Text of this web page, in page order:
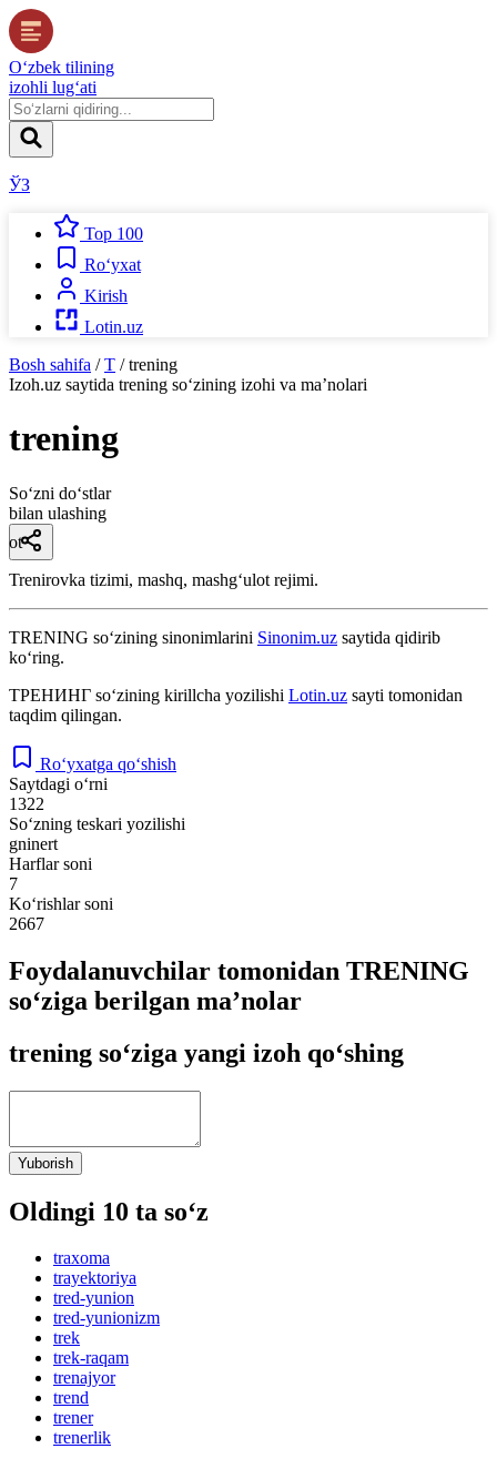
O‘zbek tilining
izohli lug‘ati
ЎЗ
Top 100
Ro‘yxat
Kirish
Lotin.uz
Bosh sahifa / T / trening
Izoh.uz saytida trening so‘zining izohi va ma’nolari
trening
So‘zni do‘stlar
bilan ulashing
ot
Trenirovka tizimi, mashq, mashgʻulot rejimi.
TRENING so‘zining sinonimlarini Sinonim.uz saytida qidirib
ko‘ring.
ТРЕНИНГ so‘zining kirillcha yozilishi Lotin.uz sayti tomonidan
taqdim qilingan.
Ro‘yxatga qo‘shish
Saytdagi o‘rni
1322
So‘zning teskari yozilishi
gninert
Harflar soni
7
Ko‘rishlar soni
2667
Foydalanuvchilar tomonidan TRENING
so‘ziga berilgan ma’nolar
trening so‘ziga yangi izoh qo‘shing
Yuborish
Oldingi 10 ta so‘z
traxoma
trayektoriya
tred-yunion
tred-yunionizm
trek
trek-raqam
trenajyor
trend
trener
trenerlik